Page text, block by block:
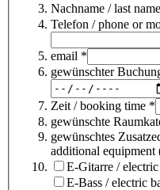
Nachname / last
Telefon / phone or
email *
gewünschter
Zeit / booking time *
gewünschte
gewünschtes
additional
E-Gitarre /
E-Bass / electric